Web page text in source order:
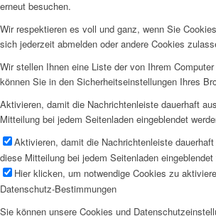
erneut besuchen.
Wir respektieren es voll und ganz, wenn Sie
sich jederzeit abmelden oder andere Cookies
Wir stellen Ihnen eine Liste der von Ihrem
können Sie in den Sicherheitseinstellungen Ihres
Aktivieren, damit die Nachrichtenleiste dauerhaft
Mitteilung bei jedem Seitenladen eingeblendet
Aktivieren, damit die Nachrichtenleiste
diese Mitteilung bei jedem Seitenladen eingeblendet
Hier klicken, um notwendige Cookies zu
Datenschutz-Bestimmungen
Sie können unsere Cookies und